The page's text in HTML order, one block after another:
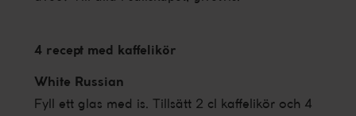
4 recept med kaffelikör
White Russian
Fyll ett glas med is. Tillsätt 2 cl kaffelikör och 4